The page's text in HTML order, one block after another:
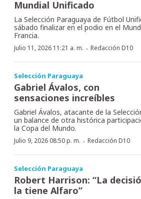
Mundial Unificado
La Selección Paraguaya de Fútbol
sábado finalizar en el podio en el
Francia.
Julio 11, 2026 11:21 a. m. · Redacción D10
Selección Paraguaya
Gabriel Ávalos, con
sensaciones increíbles
Gabriel Ávalos, atacante de la
un balance de otra histórica
la Copa del Mundo.
Julio 9, 2026 08:50 p. m. · Redacción D10
Selección Paraguaya
Robert Harrison: “La
la tiene Alfaro”